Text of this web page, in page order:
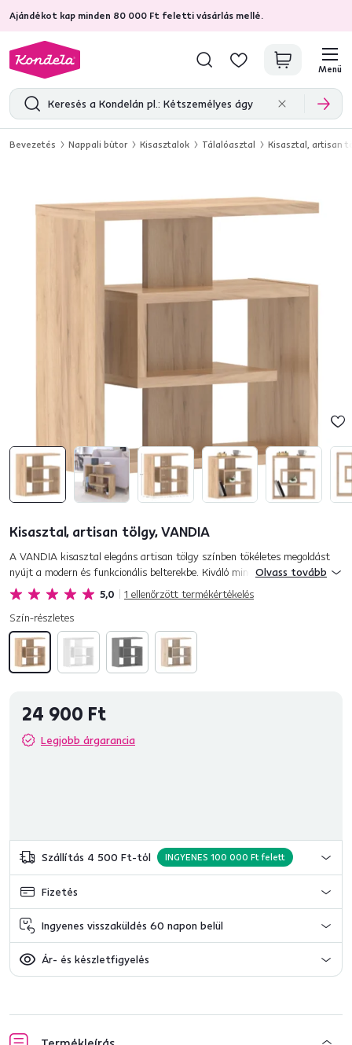
Ajándékot kap minden 80 000 Ft feletti vásárlás mellé.
4,7 31 285 ellenőrzött termékértékelések
Menü
Bevezetés Nappali bútor Kisasztalok Tálalóasztal Kisasztal, artisan
Kisasztal, artisan tölgy, VANDIA
5,0 1 ellenőrzött termékértékelés
A VANDIA kisasztal elegáns artisan tölgy színben tökéletes megoldást
nyújt a modern és funkcionális belterekbe. Kiváló minőségű laminált
faforgácslapból (DTD) készült, amely biztosítja az asztal s...
Olvass tovább
Szín-részletes
24 900 Ft
Legjobb árgarancia
Szállítás 4 500 Ft-tól INGYENES 100 000 Ft felett
Fizetés
Ingyenes visszaküldés 60 napon belül
Ár- és készletfigyelés